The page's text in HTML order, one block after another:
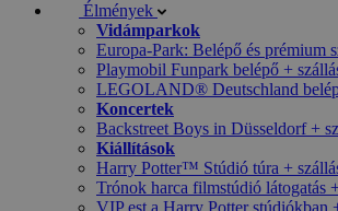
Élmények
Vidámparkok
Europa-Park: Belépő és prémium
Playmobil Funpark belépő +
LEGOLAND® Deutschland
Koncertek
Backstreet Boys in Düsseldorf +
Kiállítások
Harry Potter™ Stúdió túra +
Trónok harca filmstúdió látogatás